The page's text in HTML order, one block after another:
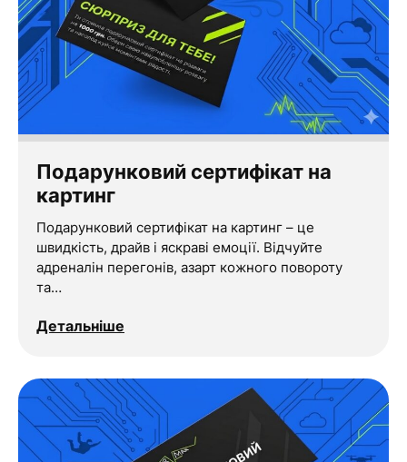
Подарунковий сертифікат на
картинг
Подарунковий сертифікат на картинг – це
швидкість, драйв і яскраві емоції. Відчуйте
адреналін перегонів, азарт кожного повороту
та…
Детальніше